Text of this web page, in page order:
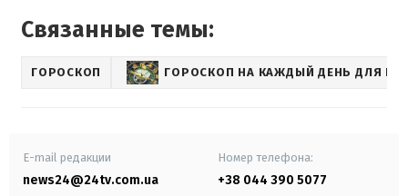
Связанные темы:
ГОРОСКОП ГОРОСКОП НА КАЖДЫЙ ДЕНЬ ДЛЯ
E-mail редакции
news24@24tv.com.ua
Номер телефона:
+38 044 390 5077